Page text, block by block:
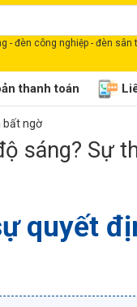
- đèn công nghiệp - đèn sân
thanh toán
bất ngờ
sáng? Sự
quyết